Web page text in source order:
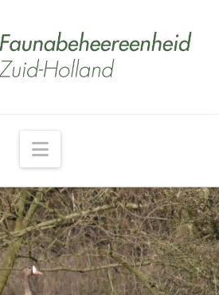
Navigation